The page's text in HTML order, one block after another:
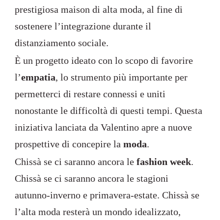
prestigiosa maison di alta moda, al fine di
sostenere l’integrazione durante il
distanziamento sociale.
È un progetto ideato con lo scopo di favorire
l’empatia, lo strumento più importante per
permetterci di restare connessi e uniti
nonostante le difficoltà di questi tempi. Questa
iniziativa lanciata da Valentino apre a nuove
prospettive di concepire la moda.
Chissà se ci saranno ancora le fashion week.
Chissà se ci saranno ancora le stagioni
autunno-inverno e primavera-estate. Chissà se
l’alta moda resterà un mondo idealizzato,